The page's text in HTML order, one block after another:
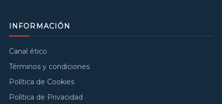
INFORMACIÓN
Canal ético
Términos y condiciones
Política de Cookies
Política de Privacidad